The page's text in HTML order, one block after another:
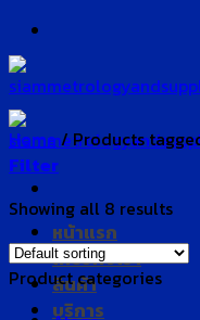
Skip
to
content
หน้าแรก
เกี่ยวกับเรา
สินค้า
บริการ
Home /Products
Filter
Showing all 8 results
Product categories